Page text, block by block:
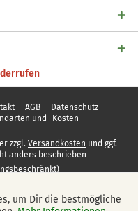
AGB
Datenschutz
und -Kosten
zzgl. Versandkosten und ggf.
anders beschrieben
Aktiv
um Dir die bestmögliche